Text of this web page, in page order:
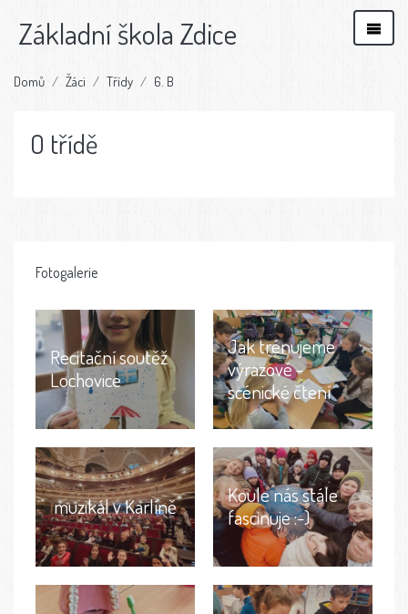
Základní škola Zdice
Domů Žáci Třídy 6. B
O třídě
Fotogalerie
Recitační soutěž
Lochovice
Jak trénujeme
výrazové -
scénické čtení
muzikál v Karlíně
Koule nás stále
fascinuje :-)